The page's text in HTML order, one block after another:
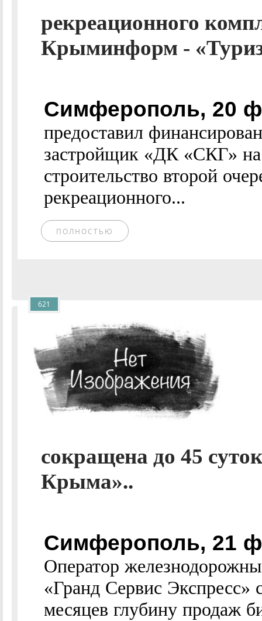
рекреационного
Крыминформ -
Симферополь, 20
предоставил
застройщик «ДК «СКГ»
строительство второй
рекреационного...
ПОЛНОСТЬЮ
сокращена до 45
Крыма»..
Симферополь, 21
Оператор
«Гранд Сервис Экспресс»
месяцев глубину продаж
621